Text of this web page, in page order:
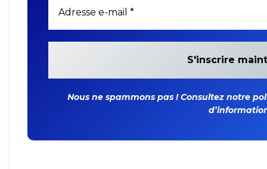
Nous ne spammons pas ! Consultez notre